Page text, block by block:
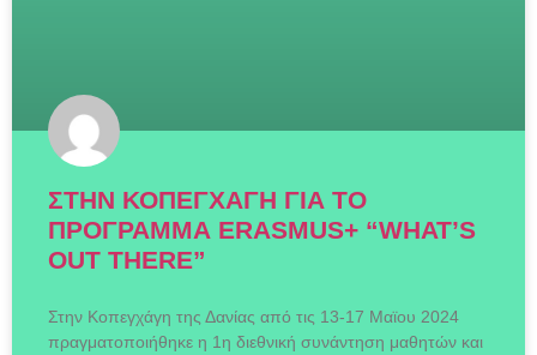
ΣΤΗΝ ΚΟΠΕΓΧΑΓΗ ΓΙΑ ΤΟ
ΠΡΟΓΡΑΜΜΑ ERASMUS+ “WHAT’S
OUT THERE”
Στην Κοπεγχάγη της Δανίας από τις 13-17 Μαϊου 2024
πραγματοποιήθηκε η 1η διεθνική συνάντηση μαθητών και